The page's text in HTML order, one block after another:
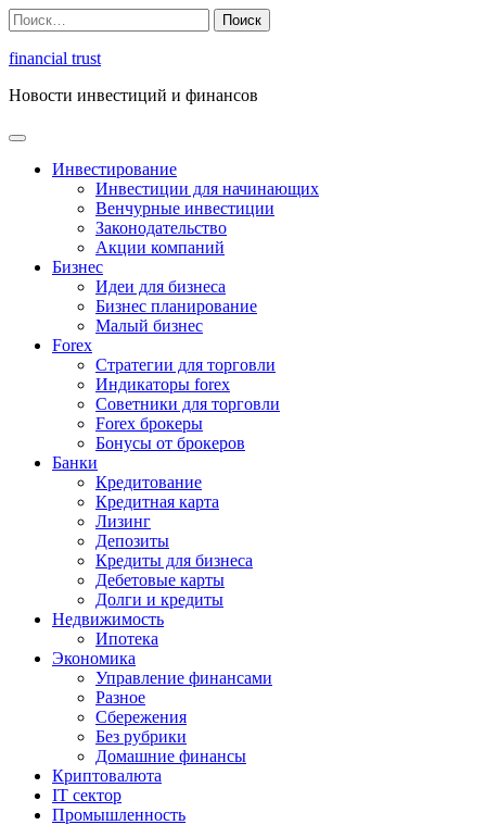
Перейти
к
содержимому
Найти:
financial trust
Новости инвестиций и финансов
Инвестирование
Инвестиции для начинающих
Венчурные инвестиции
Законодательство
Акции компаний
Бизнес
Идеи для бизнеса
Бизнес планирование
Малый бизнес
Forex
Стратегии для торговли
Индикаторы forex
Советники для торговли
Forex брокеры
Бонусы от брокеров
Банки
Кредитование
Кредитная карта
Лизинг
Депозиты
Кредиты для бизнеса
Дебетовые карты
Долги и кредиты
Недвижимость
Ипотека
Экономика
Управление финансами
Разное
Сбережения
Без рубрики
Домашние финансы
Криптовалюта
IT сектор
Промышленность